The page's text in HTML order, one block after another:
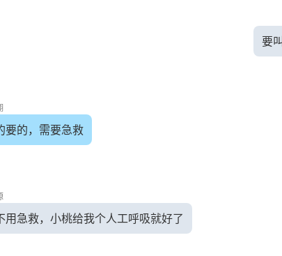
要
要的，需要急救
用急救，小桃给我个人工呼吸就好了